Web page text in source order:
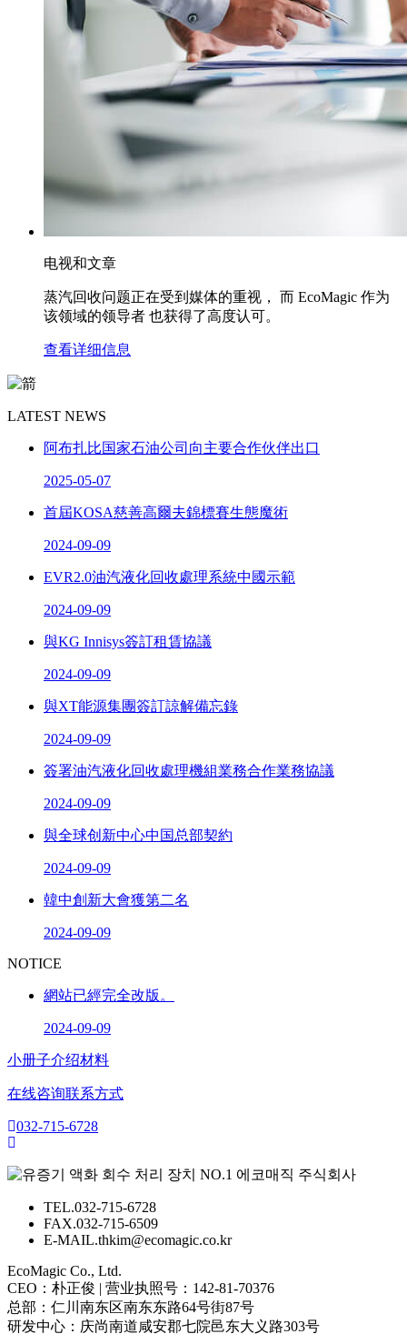
电视和文章
蒸汽回收问题正在受到媒体的重视， 而 EcoMagic 作为
该领域的领导者 也获得了高度认可。
查看详细信息
LATEST NEWS
阿布扎比国家石油公司向主要合作伙伴出口
2025-05-07
首屆KOSA慈善高爾夫錦標賽生態魔術
2024-09-09
EVR2.0油汽液化回收處理系統中國示範
2024-09-09
與KG Innisys簽訂租賃協議
2024-09-09
與XT能源集團簽訂諒解備忘錄
2024-09-09
簽署油汽液化回收處理機組業務合作業務協議
2024-09-09
與全球创新中心中国总部契約
2024-09-09
韓中創新大會獲第二名
2024-09-09
NOTICE
網站已經完全改版。
2024-09-09
小册子介绍材料
在线咨询联系方式
032-715-6728
TEL.032-715-6728
FAX.032-715-6509
E-MAIL.thkim@ecomagic.co.kr
EcoMagic Co., Ltd.
CEO：朴正俊 | 营业执照号：142-81-70376
总部：仁川南东区南东东路64号街87号
研发中心：庆尚南道咸安郡七院邑东大义路303号